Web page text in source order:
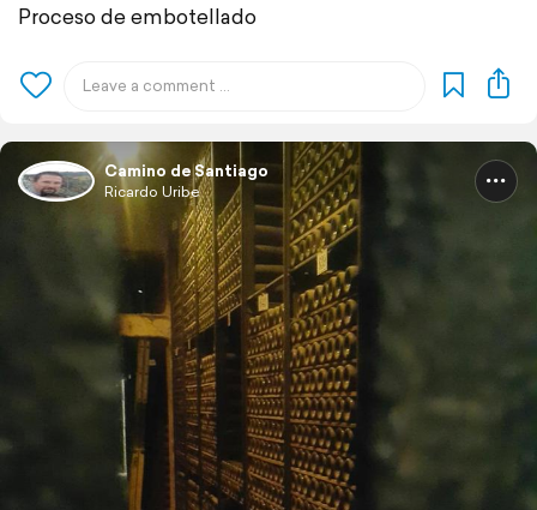
Proceso de embotellado
Camino de Santiago
Ricardo Uribe